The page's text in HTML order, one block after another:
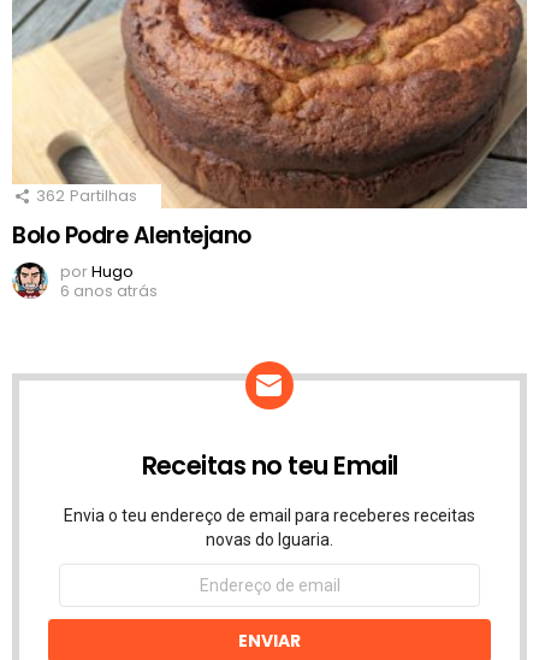
362 Partilhas
Bolo Podre Alentejano
porHugo
6 anos atrás
Receitas no teu Email
Envia o teu endereço de email para receberes receitas
novas do Iguaria.
Endereço
email
ENVIAR